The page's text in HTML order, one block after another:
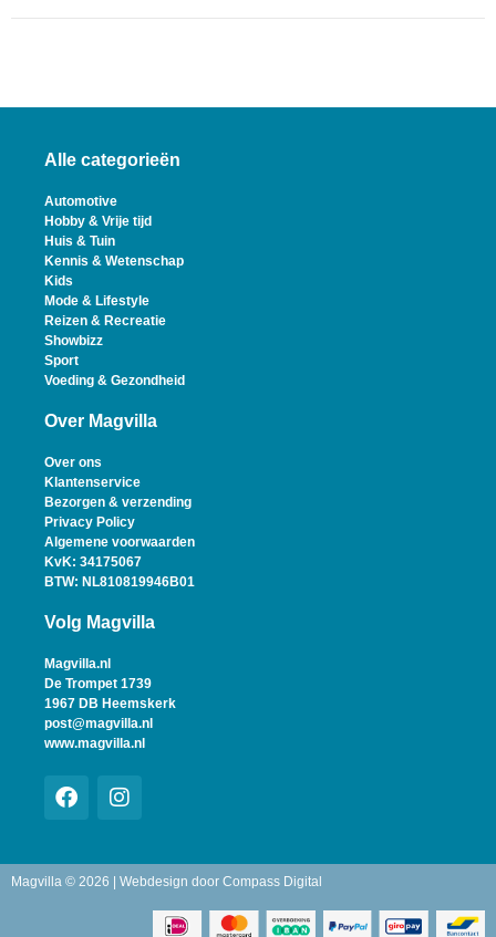
Alle categorieën
Automotive
Hobby & Vrije tijd
Huis & Tuin
Kennis & Wetenschap
Kids
Mode & Lifestyle
Reizen & Recreatie
Showbizz
Sport
Voeding & Gezondheid
Over Magvilla
Over ons
Klantenservice
Bezorgen & verzending
Privacy Policy
Algemene voorwaarden
KvK: 34175067
BTW: NL810819946B01
Volg Magvilla
Magvilla.nl
De Trompet 1739
1967 DB Heemskerk
post@magvilla.nl
www.magvilla.nl
Magvilla © 2026 | Webdesign door Compass Digital